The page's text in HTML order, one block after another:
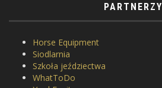
PARTNERZY
Horse Equipment
Siodlarnia
Szkoła jeździectwa
WhatToDo